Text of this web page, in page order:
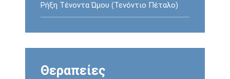
Ρήξη Τένοντα Ώμου (Τενόντιο Πέταλο)
Θεραπείες